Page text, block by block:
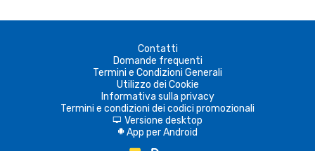
Contatti
Domande frequenti
Termini e Condizioni Generali
Utilizzo dei Cookie
Informativa sulla privacy
Termini e condizioni dei codici promozionali
d Versione desktop
A App per Android